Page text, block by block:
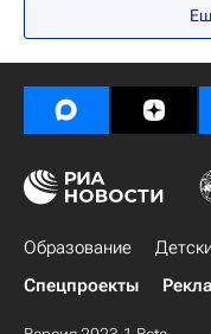
Социальный
Россия
Образование
Спецпроекты